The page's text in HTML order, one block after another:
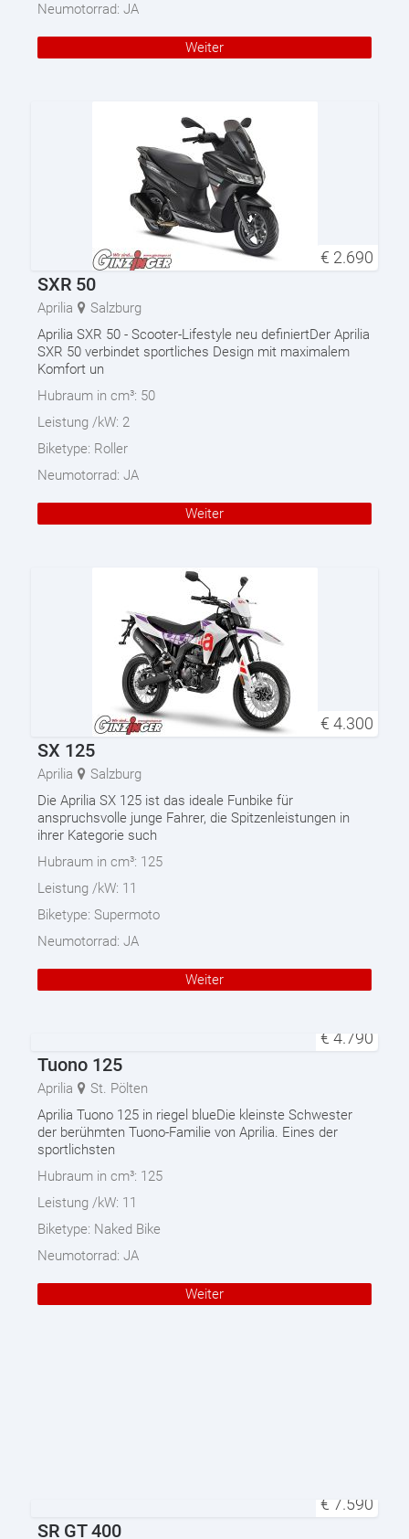
Neumotorrad: JA
Weiter
€ 2.690
SXR 50
Aprilia
Salzburg
Aprilia SXR 50 - Scooter-Lifestyle neu definiertDer Aprilia
SXR 50 verbindet sportliches Design mit maximalem
Komfort un
Hubraum in cm³: 50
Leistung /kW: 2
Biketype: Roller
Neumotorrad: JA
Weiter
€ 4.300
SX 125
Aprilia
Salzburg
Die Aprilia SX 125 ist das ideale Funbike für
anspruchsvolle junge Fahrer, die Spitzenleistungen in
ihrer Kategorie such
Hubraum in cm³: 125
Leistung /kW: 11
Biketype: Supermoto
Neumotorrad: JA
Weiter
€ 4.790
Tuono 125
Aprilia
St. Pölten
Aprilia Tuono 125 in riegel blueDie kleinste Schwester
der berühmten Tuono-Familie von Aprilia. Eines der
sportlichsten
Hubraum in cm³: 125
Leistung /kW: 11
Biketype: Naked Bike
Neumotorrad: JA
Weiter
€ 7.590
SR GT 400